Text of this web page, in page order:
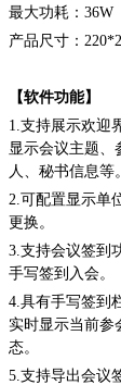
最大功耗：36W
产品尺寸：
【软件功能】
1. 支持展示欢迎
显示会议主题、
人、秘书信息等。
2. 可配置显示单
更换。
3. 支持会议签到
手写签到入会。
4. 具有手写签到
实时显示当前参
态。
5. 支持导出会议